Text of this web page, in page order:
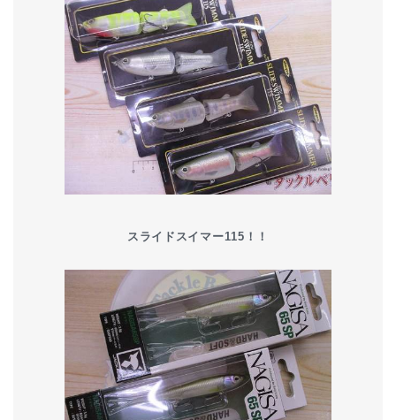
スライドスイマー115！！